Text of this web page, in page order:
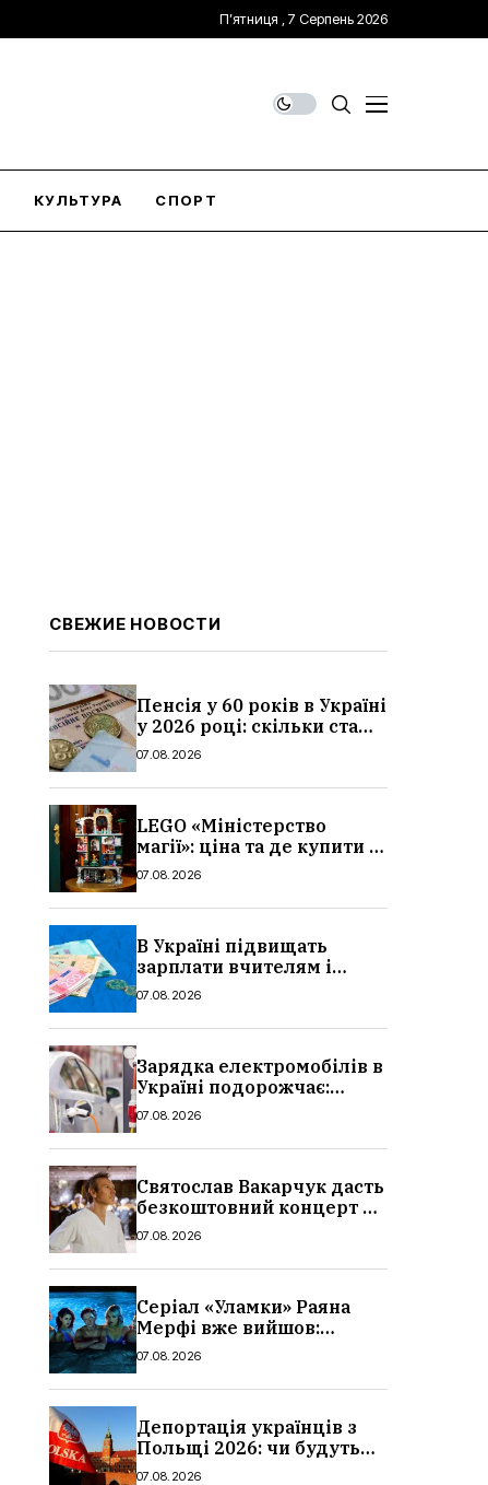
П’ятниця , 7 Серпень 2026
КУЛЬТУРА СПОРТ
СВЕЖИЕ НОВОСТИ
Пенсія у 60 років в Україні
у 2026 році: скільки стажу
потрібно, умови, кому
07.08.2026
LEGO «Міністерство
магії»: ціна та де купити в
Україні
07.08.2026
В Україні підвищать
зарплати вчителям і
стипендії студентам з 1
суми, розмір
07.08.2026
Зарядка електромобілів в
Україні подорожчає:
причина і нові ціни з
07.08.2026
Святослав Вакарчук дасть
безкоштовний концерт у
Львові: дата і місце
07.08.2026
Серіал «Уламки» Раяна
Мерфі вже вийшов:
сюжет, актори та всі
07.08.2026
Депортація українців з
Польщі 2026: чи будуть
висилати українських
07.08.2026